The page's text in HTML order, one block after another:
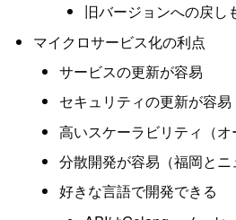
旧バージョンへの戻し
マイクロサービス化の利点
サービスの更新が容易
セキュリティの更新が容易
高いスケーラビリティ（オ
分散開発が容易（福岡とニ
好きな言語で開発できる